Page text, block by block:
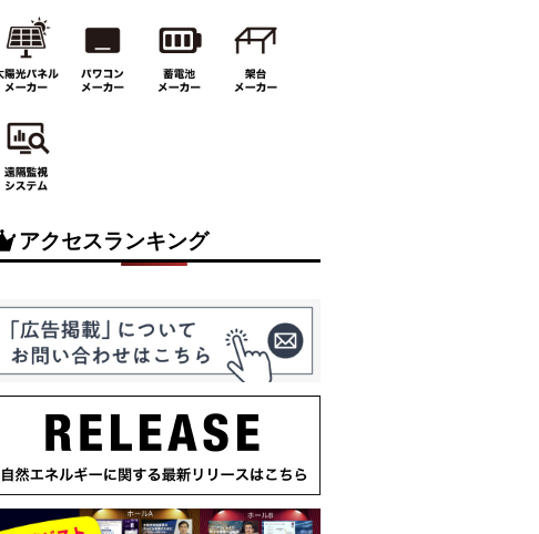
アクセスランキング